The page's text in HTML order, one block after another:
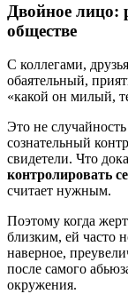
Двойное лицо:
обществе
С коллегами,
обаятельный,
«какой он милый,
Это не
сознательный
свидетели. Что
контролировать
считает нужным.
Поэтому когда
близким, ей часто
наверное,
после самого
окружения.